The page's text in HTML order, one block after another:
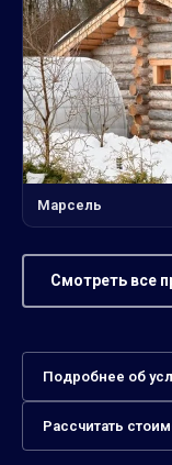
Марсель
Смотреть все
Подробнее об
Рассчитать